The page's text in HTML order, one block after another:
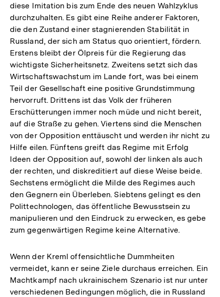
diese Imitation bis zum Ende des neuen Wahlzyklus
durchzuhalten. Es gibt eine Reihe anderer Faktoren,
die den Zustand einer stagnierenden Stabilität in
Russland, der sich am Status quo orientiert, fördern.
Erstens bleibt der Ölpreis für die Regierung das
wichtigste Sicherheitsnetz. Zweitens setzt sich das
Wirtschaftswachstum im Lande fort, was bei einem
Teil der Gesellschaft eine positive Grundstimmung
hervorruft. Drittens ist das Volk der früheren
Erschütterungen immer noch müde und nicht bereit,
auf die Straße zu gehen. Viertens sind die Menschen
von der Opposition enttäuscht und werden ihr nicht zu
Hilfe eilen. Fünftens greift das Regime mit Erfolg
Ideen der Opposition auf, sowohl der linken als auch
der rechten, und diskreditiert auf diese Weise beide.
Sechstens ermöglicht die Milde des Regimes auch
den Gegnern ein Überleben. Siebtens gelingt es den
Polittechnologen, das öffentliche Bewusstsein zu
manipulieren und den Eindruck zu erwecken, es gebe
zum gegenwärtigen Regime keine Alternative.
Wenn der Kreml offensichtliche Dummheiten
vermeidet, kann er seine Ziele durchaus erreichen. Ein
Machtkampf nach ukrainischem Szenario ist nur unter
verschiedenen Bedingungen möglich, die in Russland